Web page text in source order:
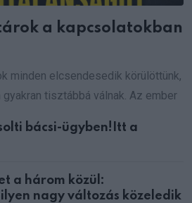
a kapcsolatokban
minden elcsendesedik körülöttünk,
tisztábbá válnak. Az ember
bácsi-ügyben!Itt a
a három közül:
nagy változás közeledik